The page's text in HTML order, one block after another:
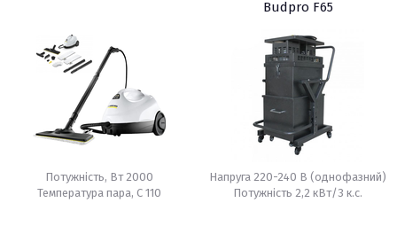
Потужність, Вт 2000
Температура пара, С 110
Budpro F65
Напруга 220-240 В (однофазний)
Потужність 2,2 кВт/3 к.с.